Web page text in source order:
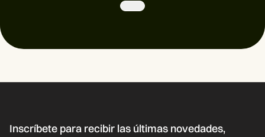
Inscríbete para recibir las últimas novedades,